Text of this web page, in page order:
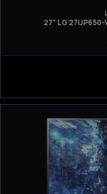
27" LG 27UP650-